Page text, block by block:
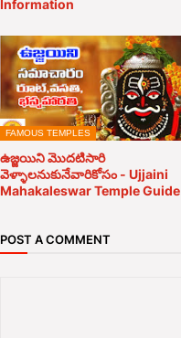
Information
FAMOUS TEMPLES
ఉజ్జయిని మొదటిసారి
వెళ్ళాలనుకునేవారికోసం - Ujjaini
Mahakaleswar Temple Guide
POST A COMMENT